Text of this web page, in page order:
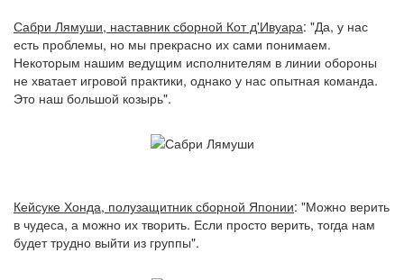
Сабри Лямуши, наставник сборной Кот д'Ивуара: "Да, у нас
есть проблемы, но мы прекрасно их сами понимаем.
Некоторым нашим ведущим исполнителям в линии обороны
не хватает игровой практики, однако у нас опытная команда.
Это наш большой козырь".
Кейсуке Хонда, полузащитник сборной Японии: "Можно верить
в чудеса, а можно их творить. Если просто верить, тогда нам
будет трудно выйти из группы".